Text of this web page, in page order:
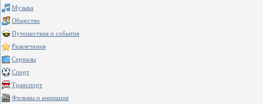
Музыка
Общество
Путешествия и события
Развлечения
Сериалы
Спорт
Транспорт
Фильмы и анимация